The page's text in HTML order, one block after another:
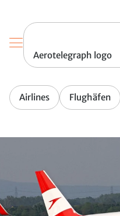
Aerotelegraph logo
Airlines Flughäfen